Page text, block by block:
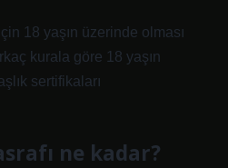
18 yaşın üzerinde olması
kurala göre 18 yaşın
sertifikaları
ne kadar?